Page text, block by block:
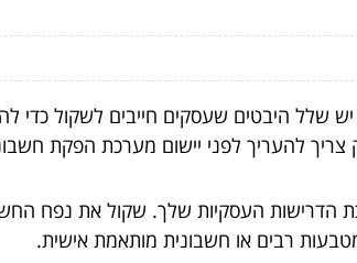
יש שלל היבטים שעסקים חייבים לשקול
להעריך לפני יישום מערכת הפקת
העסקיות שלך. שקול את נפח
רבים או חשבונית מותאמת אישית.